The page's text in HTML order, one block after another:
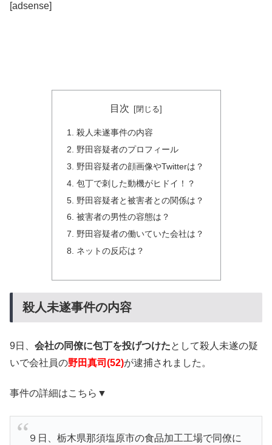
[adsense]
目次
殺人未遂事件の内容
野田容疑者のプロフィール
野田容疑者の顔画像やTwitterは？
包丁で刺した動機がヒドイ！？
野田容疑者と被害者との関係は？
被害者の男性の容態は？
野田容疑者の働いていた会社は？
ネットの反応は？
殺人未遂事件の内容
9日、 会社の同僚に包丁を投げつけたとして殺人未遂の疑
いで会社員の野田真司(52)が逮捕されました。
事件の詳細はこちら▼
９日、栃木県那須塩原市の食品加工工場で同僚に